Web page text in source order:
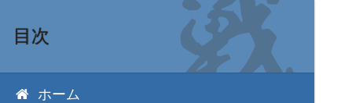
目次
ホーム